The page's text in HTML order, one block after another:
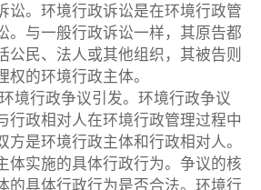
讼。环境行政诉讼是在环境行政管
。与一般行政诉讼一样，其原告都
公民、法人或其他组织，其被告则
的环境行政主体。
境行政争议引发。环境行政争议
行政相对人在环境行政管理过程中
方是环境行政主体和行政相对人。
体实施的具体行政行为。争议的核
的具体行政行为是否合法。环境行